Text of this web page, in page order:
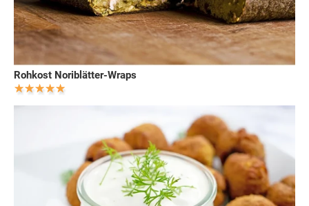
Rohkost Noriblätter-Wraps